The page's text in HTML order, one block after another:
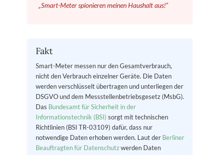
„Smart-Meter spionieren meinen Haushalt aus!“
Fakt
Smart-Meter messen nur den Gesamtverbrauch,
nicht den Verbrauch einzelner Geräte. Die Daten
werden verschlüsselt übertragen und unterliegen der
DSGVO und dem Messstellenbetriebsgesetz (MsbG).
Das Bundesamt für Sicherheit in der
Informationstechnik (BSI) sorgt mit technischen
Richtlinien (BSI TR-03109) dafür, dass nur
notwendige Daten erhoben werden. Laut der Berliner
Beauftragten für Datenschutzwerden Daten